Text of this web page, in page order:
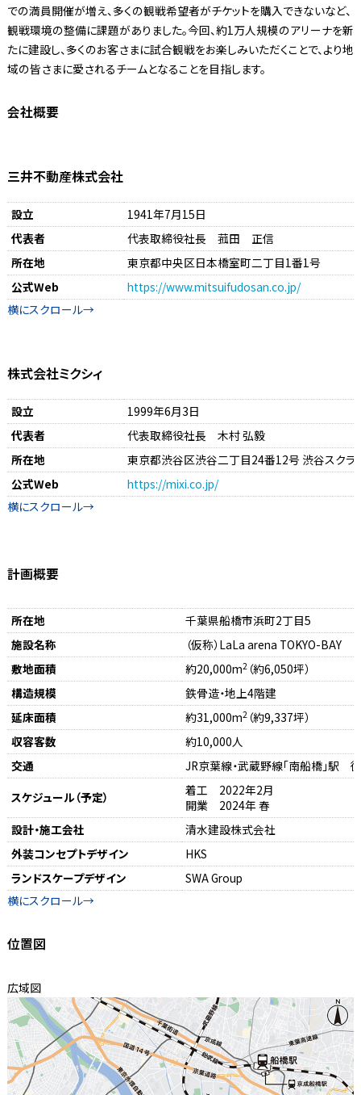
での満員開催が増え、多くの観戦希望者がチケットを購入できないなど、
観戦環境の整備に課題がありました。今回、約1万人規模のアリーナを新
たに建設し、多くのお客さまに試合観戦をお楽しみいただくことで、より地
域の皆さまに愛されるチームとなることを目指します。
会社概要
三井不動産株式会社
設立
1941年7月15日
代表者
代表取締役社長 菰田 正信
所在地
東京都中央区日本橋室町二丁目1番1号
公式Web
https://www.mitsuifudosan.co.jp/
株式会社ミクシィ
設立
1999年6月3日
代表者
代表取締役社長 木村 弘毅
所在地
東京都渋谷区渋谷二丁目24番12号 渋谷スクラ
公式Web
https://mixi.co.jp/
計画概要
所在地
千葉県船橋市浜町2丁目5
施設名称
（仮称）LaLa arena TOKYO-BAY
敷地面積
約20,000m2（約6,050坪）
構造規模
鉄骨造・地上4階建
延床面積
約31,000m2（約9,337坪）
収容客数
約10,000人
交通
JR京葉線・武蔵野線「南船橋」駅
スケジュール（予定）
着工 2022年2月
開業 2024年 春
設計・施工会社
清水建設株式会社
外装コンセプトデザイン
HKS
ランドスケープデザイン
SWA Group
位置図
広域図